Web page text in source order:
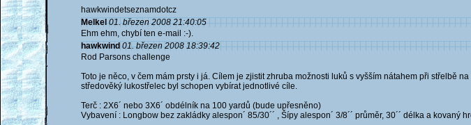
hawkwindetseznamdotcz
Melkel 01. březen 2008 21:40:05
Ehm ehm, chybí ten e-mail :-).
hawkwind 01. březen 2008 18:39:42
Rod Parsons challenge
Toto je něco, v čem mám prsty i já. Cílem je zjistit zhruba možnosti luků s vyšším nátahem při střelbě
středověký lukostřelec byl schopen vybírat jednotlivé cíle.
Terč : 2X6´ nebo 3X6´ obdélník na 100 yardů (bude upřesněno)
Vybavení : Longbow bez zakládky alespon´ 85/30´´ , Šípy alespon´ 3/8´´ průměr, 30´´ délka a kovaný